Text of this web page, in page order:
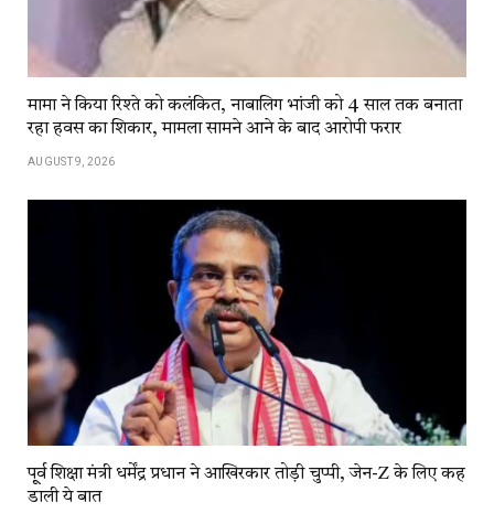
मामा ने किया रिश्ते को कलंकित, नाबालिग भांजी को 4 साल तक बनाता
रहा हवस का शिकार, मामला सामने आने के बाद आरोपी फरार
AUGUST 9, 2026
पू्र्व शिक्षा मंत्री धर्मेंद्र प्रधान ने आखिरकार तोड़ी चुप्पी, जेन-Z के लिए कह
डाली ये बात